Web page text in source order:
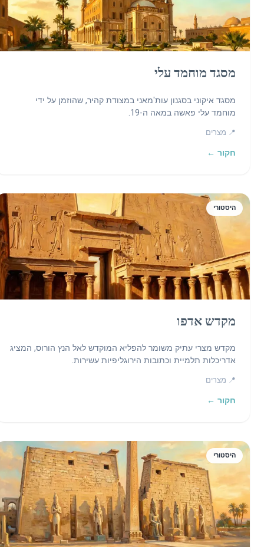
מסגד מוחמד עלי
מסגד איקוני בסגנון עות'מאני במצודת קהיר, שהוזמן על ידי
מוחמד עלי פאשה במאה ה-19.
📍 מצרים
חקור ←
היסטורי
מקדש אדפו
מקדש מצרי עתיק משומר להפליא המוקדש לאל הנץ הורוס, המציג
אדריכלות תלמיית וכתובות הירוגליפיות עשירות.
📍 מצרים
חקור ←
היסטורי